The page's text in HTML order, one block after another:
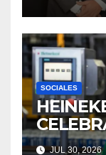
SOCIALES
JUL 30, 2026